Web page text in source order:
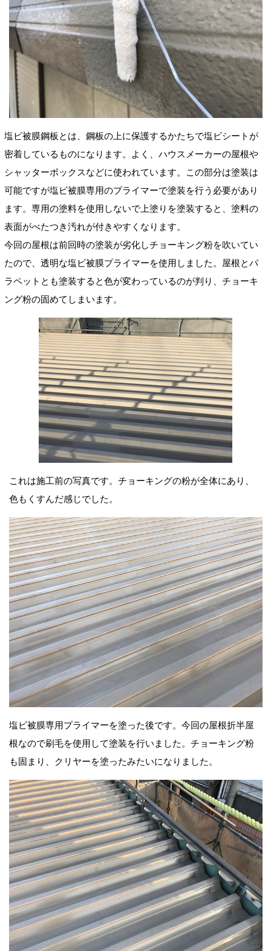
塩ビ被膜鋼板とは、鋼板の上に保護するかたちで塩ビシートが
密着しているものになります。よく、ハウスメーカーの屋根や
シャッターボックスなどに使われています。この部分は塗装は
可能ですが塩ビ被膜専用のプライマーで塗装を行う必要があり
ます。専用の塗料を使用しないで上塗りを塗装すると、塗料の
表面がべたつき汚れが付きやすくなります。
今回の屋根は前回時の塗装が劣化しチョーキング粉を吹いてい
たので、透明な塩ビ被膜プライマーを使用しました。屋根とパ
ラペットとも塗装すると色が変わっているのが判り、チョーキ
ング粉の固めてしまいます。
これは施工前の写真です。チョーキングの粉が全体にあり、
色もくすんだ感じでした。
塩ビ被膜専用プライマーを塗った後です。今回の屋根折半屋
根なので刷毛を使用して塗装を行いました。チョーキング粉
も固まり、クリヤーを塗ったみたいになりました。